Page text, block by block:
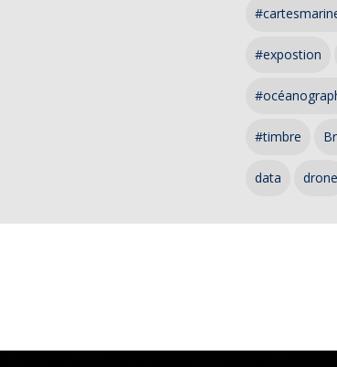
#expostion
#timbre
data drone